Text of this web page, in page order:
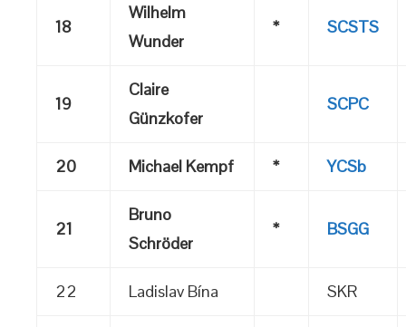
18
Wilhelm
Wunder
* SCSTS
19
Claire
Günzkofer
SCPC
20 Michael Kempf * YCSb
21
Bruno
Schröder
* BSGG
22 Ladislav Bína SKR